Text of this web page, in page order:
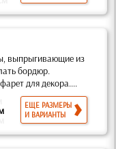
выпрыгивающие из
бордюр.
для декора....
ЕЩЕ РАЗМЕРЫ
И ВАРИАНТЫ